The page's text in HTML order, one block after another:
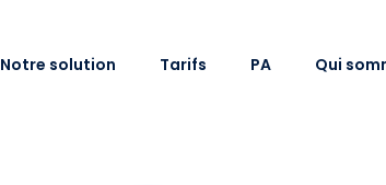
Notre solution Tarifs PA Qui